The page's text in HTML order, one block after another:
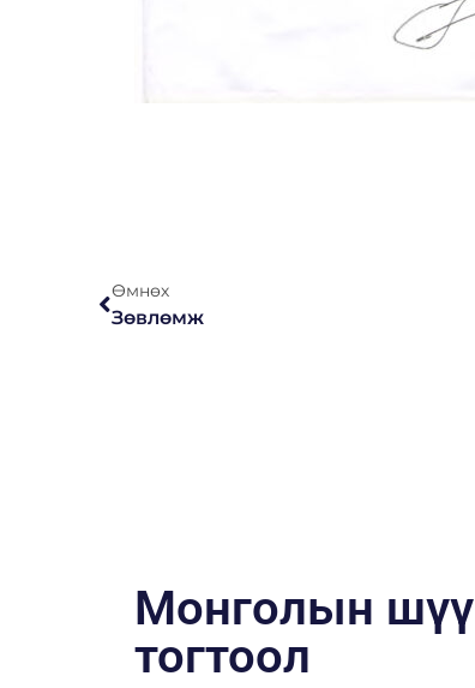
Өмнөх
Зөвлөмж
Монголын
тогтоол